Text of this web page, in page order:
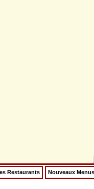
Restaurants Nouveaux Menus